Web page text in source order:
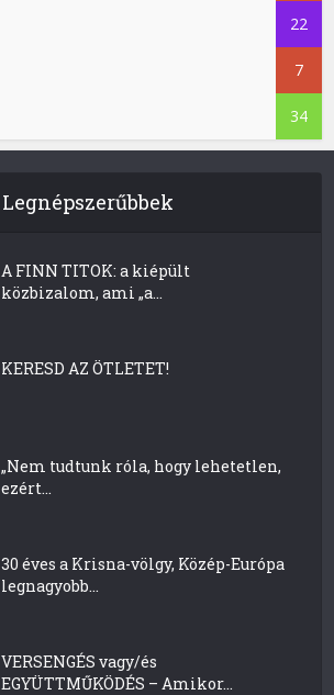
22
7
34
Legnépszerűbbek
A FINN TITOK: a kiépült
közbizalom, ami „a...
KERESD AZ ÖTLETET!
„Nem tudtunk róla, hogy lehetetlen,
ezért...
30 éves a Krisna-völgy, Közép-Európa
legnagyobb...
VERSENGÉS vagy/és
EGYÜTTMŰKÖDÉS – Amikor...